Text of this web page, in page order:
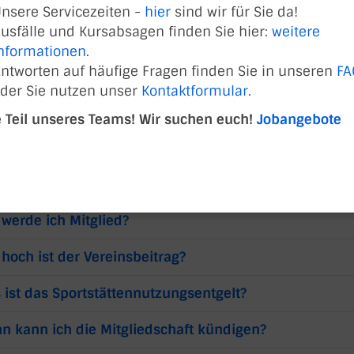
FAQs
UND
ich Mitglied?
ist der Vereinsbeitrag?
ist das Sportstättennutzungsentgelt?
kann ich die Mitgliedschaft kündigen?
Servicezeiten - hier sind wir für Sie da!
und Kursabsagen finden Sie hier: weitere
.
auf häufige Fragen finden Sie in unseren
Sie nutzen unser Kontaktformular.
Teil unseres Teams! Wir suchen euch! Jobangebote